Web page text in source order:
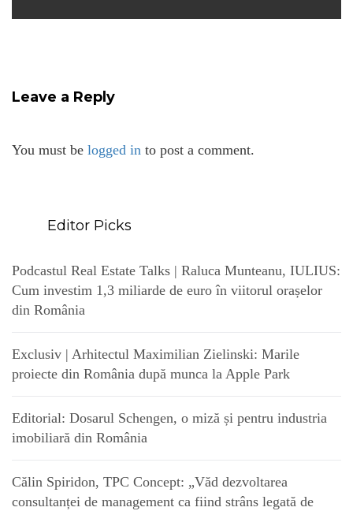
Leave a Reply
You must be logged in to post a comment.
Editor Picks
Podcastul Real Estate Talks | Raluca Munteanu, IULIUS:
Cum investim 1,3 miliarde de euro în viitorul orașelor
din România
Exclusiv | Arhitectul Maximilian Zielinski: Marile
proiecte din România după munca la Apple Park
Editorial: Dosarul Schengen, o miză și pentru industria
imobiliară din România
Călin Spiridon, TPC Concept: „Văd dezvoltarea
consultanței de management ca fiind strâns legată de